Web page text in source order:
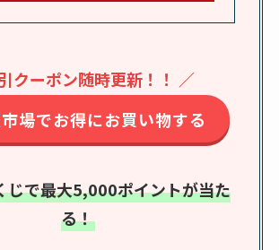
売店も調査
エッセンシャルフラ
ットが廃盤？なぜ？
売ってない？どこで
売ってるか・代替品
など解説
クーポン随時更新！！ ／
場でお得にお買い物する
じで最大5,000ポイントが当た
る！